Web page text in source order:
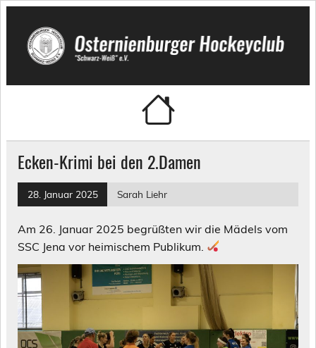
Skip
content
Osternienburger Hockeyclub
Ecken-Krimi bei den 2.Damen
28. Januar 2025 Sarah Liehr
Am 26. Januar 2025 begrüßten wir die Mädels vom
SSC Jena vor heimischem Publikum.